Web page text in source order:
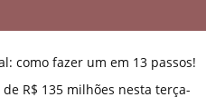
como fazer um em 13 passos!
R$ 135 milhões nesta terça-